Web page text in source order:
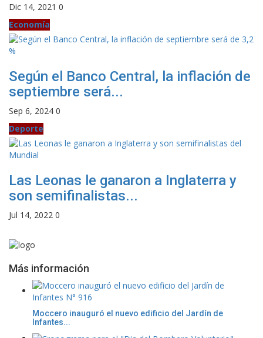
Dic 14, 2021 0
Economía
Según el Banco Central, la inflación de
septiembre será...
Sep 6, 2024 0
Deporte
Las Leonas le ganaron a Inglaterra y
son semifinalistas...
Jul 14, 2022 0
Más información
Moccero inauguró el nuevo edificio del Jardín de
Infantes...